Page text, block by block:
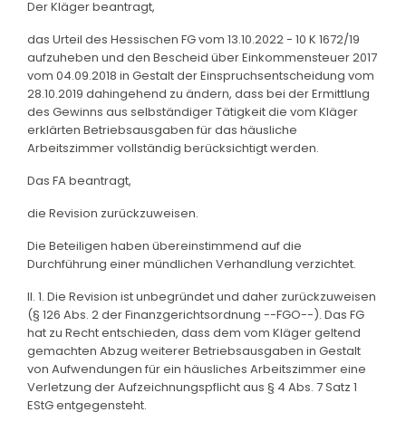
Der Kläger beantragt,
das Urteil des Hessischen FG vom 13.10.2022 - 10 K 1672/19
aufzuheben und den Bescheid über Einkommensteuer 2017
vom 04.09.2018 in Gestalt der Einspruchsentscheidung vom
28.10.2019 dahingehend zu ändern, dass bei der Ermittlung
des Gewinns aus selbständiger Tätigkeit die vom Kläger
erklärten Betriebsausgaben für das häusliche
Arbeitszimmer vollständig berücksichtigt werden.
Das FA beantragt,
die Revision zurückzuweisen.
Die Beteiligen haben übereinstimmend auf die
Durchführung einer mündlichen Verhandlung verzichtet.
II. 1. Die Revision ist unbegründet und daher zurückzuweisen
(§ 126 Abs. 2 der Finanzgerichtsordnung --FGO--). Das FG
hat zu Recht entschieden, dass dem vom Kläger geltend
gemachten Abzug weiterer Betriebsausgaben in Gestalt
von Aufwendungen für ein häusliches Arbeitszimmer eine
Verletzung der Aufzeichnungspflicht aus § 4 Abs. 7 Satz 1
EStG entgegensteht.